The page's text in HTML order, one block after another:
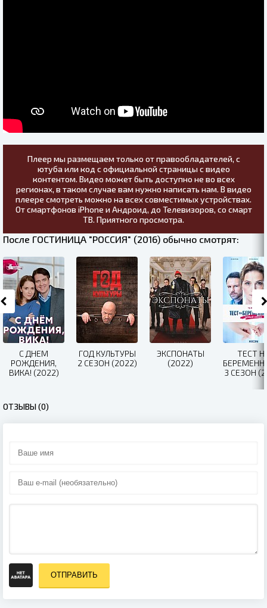
Плеер мы размещаем только от правообладателей, с
ютуба или код с официальной страницы с видео
контентом. Видео может быть доступно не во всех
регионах, в таком случае вам нужно написать нам. В видео
плеере смотреть можно на всех совместимых устройствах.
От смартфонов iPhone и Андроид, до Телевизоров, со смарт
ТВ. Приятного просмотра.
После ГОСТИНИЦА "РОССИЯ" (2016) обычно смотрят:
С ДНЕМ
РОЖДЕНИЯ,
ВИКА! (2022)
ГОД КУЛЬТУРЫ
2 СЕЗОН (2022)
ЭКСПОНАТЫ
(2022)
ТЕСТ
3 СЕЗОН
ОТЗЫВЫ (0)
ОТПРАВИТЬ